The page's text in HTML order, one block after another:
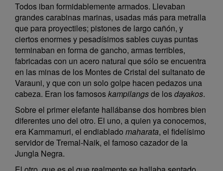
Todos iban formidablemente armados. Llevaban
grandes carabinas marinas, usadas más para metralla
que para proyectiles; pistones de largo cañón, y
ciertos enormes y pesadísimos sables cuyas puntas
terminaban en forma de gancho, armas terribles,
fabricadas con un acero natural que sólo se encuentra
en las minas de los Montes de Cristal del sultanato de
Varauni, y que con un solo golpe hacen pedazos una
cabeza. Eran los famososkampilangsde losdayakos.
Sobre el primer elefante hallábanse dos hombres bien
diferentes uno del otro. El uno, a quien ya conocemos,
era Kammamuri, el endiablado maharata, el fidelísimo
servidor de Tremal-Naik, el famoso cazador de la
Jungla Negra.